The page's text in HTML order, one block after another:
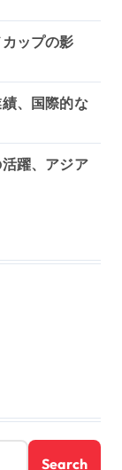
ップの影
、国際的な
躍、アジア